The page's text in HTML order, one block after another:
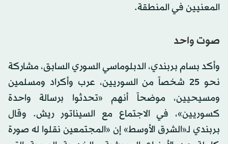
المعنيين في المنطقة.
صوت واحد
وأكد بسام بربندي، الدبلوماسي السوري السابق، مشاركة
نحو 25 شخصاً من السوريين، عرب وأكراد ومسلمين
ومسيحيين، موضحاً أنهم «تحدثوا برسالة واحدة
كسوريين»، في الاجتماع مع السيناتور ريش. وقال
بربندي لـ«الشرق الأوسط» إن «المجتمعين نقلوا له صورة